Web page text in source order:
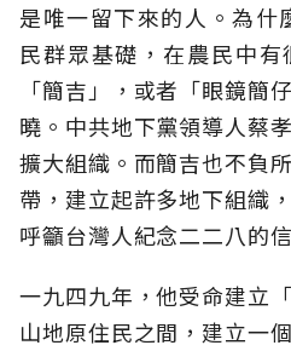
是唯一留下來的人。為什
民群眾基礎，在農民中
「簡吉」，或者「眼鏡簡
曉。中共地下黨領導人蔡
擴大組織。而簡吉也不負
帶，建立起許多地下組織
呼籲台灣人紀念二二八的
一九四九年，他受命建立
山地原住民之間，建立一